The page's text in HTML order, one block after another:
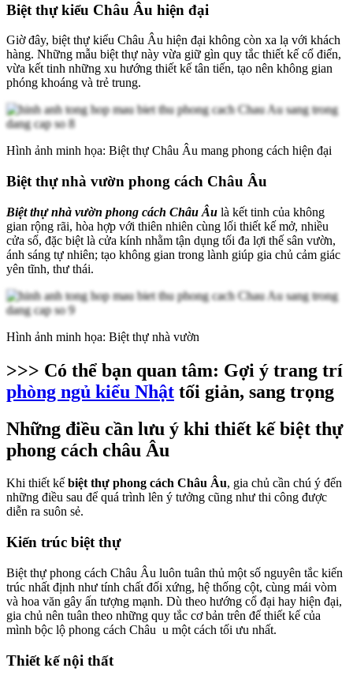
Biệt thự kiểu Châu Âu hiện đại
Giờ đây, biệt thự kiểu Châu Âu hiện đại không còn xa lạ với khách
hàng. Những mẫu biệt thự này vừa giữ gìn quy tắc thiết kế cổ điển,
vừa kết tinh những xu hướng thiết kế tân tiến, tạo nên không gian
phóng khoáng và trẻ trung.
Hình ảnh minh họa: Biệt thự Châu Âu mang phong cách hiện đại
Biệt thự nhà vườn phong cách Châu Âu
Biệt thự nhà vườn phong cách Châu Âu là kết tinh của không
gian rộng rãi, hòa hợp với thiên nhiên cùng lối thiết kế mở, nhiều
cửa sổ, đặc biệt là cửa kính nhằm tận dụng tối đa lợi thế sân vườn,
ánh sáng tự nhiên; tạo không gian trong lành giúp gia chủ cảm giác
yên tĩnh, thư thái.
Hình ảnh minh họa: Biệt thự nhà vườn
>>> Có thể bạn quan tâm: Gợi ý trang trí
phòng ngủ kiểu Nhật tối giản, sang trọng
Những điều cần lưu ý khi thiết kế biệt thự
phong cách châu Âu
Khi thiết kế biệt thự phong cách Châu Âu, gia chủ cần chú ý đến
những điều sau để quá trình lên ý tưởng cũng như thi công được
diễn ra suôn sẻ.
Kiến trúc biệt thự
Biệt thự phong cách Châu Âu luôn tuân thủ một số nguyên tắc kiến
trúc nhất định như tính chất đối xứng, hệ thống cột, cùng mái vòm
và hoa văn gây ấn tượng mạnh. Dù theo hướng cổ đại hay hiện đại,
gia chủ nên tuân theo những quy tắc cơ bản trên để thiết kế của
mình bộc lộ phong cách Châu u một cách tối ưu nhất.
Thiết kế nội thất